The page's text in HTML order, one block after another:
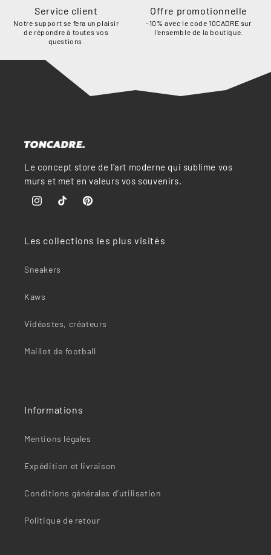
Service client
Notre support se fera un plaisir
de répondre à toutes vos
questions.
Offre promotionnelle
-10% avec le code 10CADRE sur
l'ensemble de la boutique.
Le concept store de l'art moderne qui sublime vos
murs et met en valeurs vos souvenirs.
InstagramTikTok Pinterest
Les collections les plus visités
Sneakers
Kaws
Vidéastes, créateurs
Maillot de football
Informations
Mentions légales
Expédition et livraison
Conditions générales d’utilisation
Politique de retour